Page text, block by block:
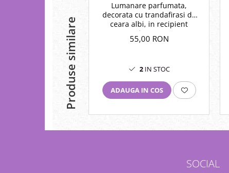
Produse similare
Lumanare parfumata,
decorata cu trandafirasi de
ceara albi, in recipient
vintage.
55,00 RON
2IN STOC
ADAUGA IN COS
SOCIAL